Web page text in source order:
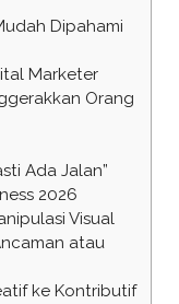
Dipahami
Marketer
Orang
Ada Jalan”
2026
Visual
atau
ke Kontributif